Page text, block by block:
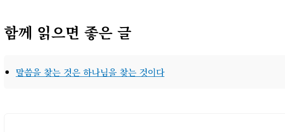
함께 읽으면 좋은 글
말씀을 찾는 것은 하나님을 찾는 것이다